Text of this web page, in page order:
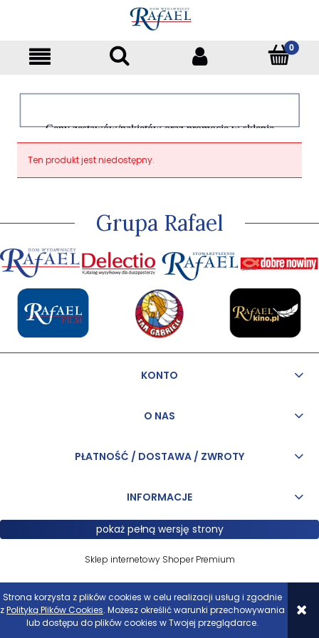
Strona korzysta z plików cookies w celu realizacji usług i zgodnie
zPolityką Plików Cookies. Możesz określić warunki przechowywania
lub dostępu do plików cookies w Twojej przeglądarce.
Ceny zestawów/pakietów oraz promocje w sklepie
dotyczą tylko klientów indywidualnych
Ten produkt jest niedostępny.
Grupa Rafael
KONTO
O NAS
PŁATNOŚĆ / DOSTAWA / ZWROTY
INFORMACJE
pokaż pełną wersję strony
Sklep internetowy Shoper Premium